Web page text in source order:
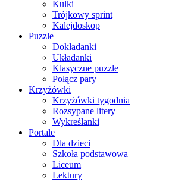
Kulki
Trójkowy sprint
Kalejdoskop
Puzzle
Dokładanki
Układanki
Klasyczne puzzle
Połącz pary
Krzyżówki
Krzyżówki tygodnia
Rozsypane litery
Wykreślanki
Portale
Dla dzieci
Szkoła podstawowa
Liceum
Lektury